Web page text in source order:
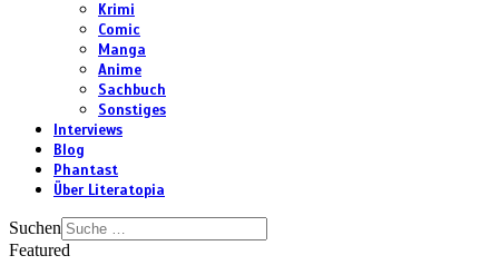
Krimi
Comic
Manga
Anime
Sachbuch
Sonstiges
Interviews
Blog
Phantast
Über Literatopia
Suchen
Featured